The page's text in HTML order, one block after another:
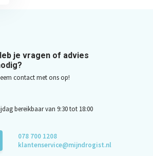
je vragen of advies
contact met ons op!
bereikbaar van 9:30 tot 18:00
078 700 1208
klantenservice@mijndrogist.nl